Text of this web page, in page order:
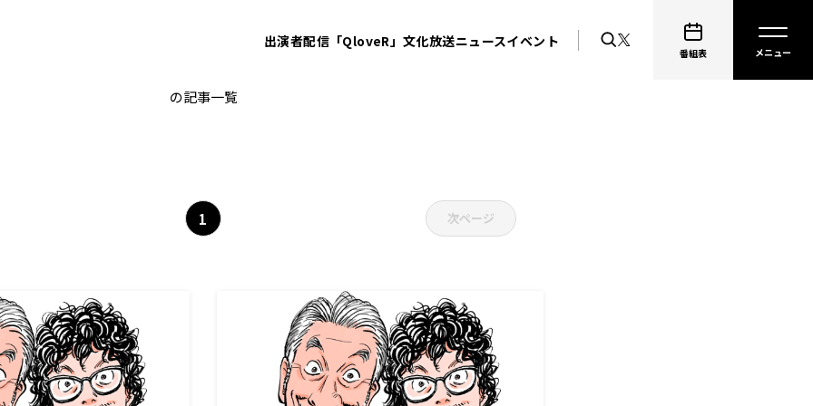
出演者配信「QloveR」文化放送ニュースイベント
番組表
純次と直樹
の記事一覧
1 次ページ